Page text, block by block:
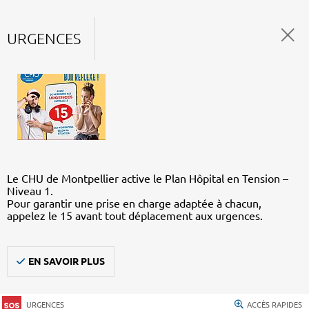
URGENCES
Le CHU de Montpellier active le Plan Hôpital en Tension –
Niveau 1.
Pour garantir une prise en charge adaptée à chacun,
appelez le 15 avant tout déplacement aux urgences.
EN SAVOIR PLUS
URGENCES ACCÈS RAPIDES